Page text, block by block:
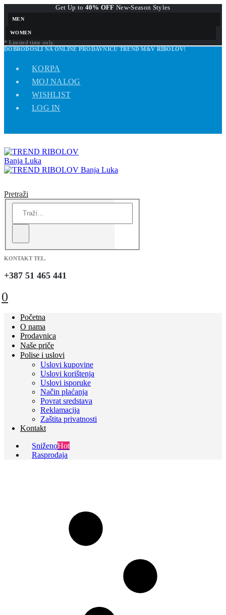
Get Up to 40% OFF New-Season Styles
MEN
WOMEN
* Limited time only.
DOBRODOŠLI NA ONLINE PRODAVNICU TREND M&V RIBOLOV!
KORPA
MOJ NALOG
WISHLIST
LOG IN
Pretraži
KONTAKT TEL.
+387 51 465 441
0
Početna
O nama
Prodavnica
Naše priče
Polise i uslovi
Uslovi kupovine
Uslovi korištenja
Uslovi isporuke
Način plaćanja
Povrat sredstava
Reklamacija
Zaštita privatnosti
Kontakt
SniženoHot
Rasprodaja